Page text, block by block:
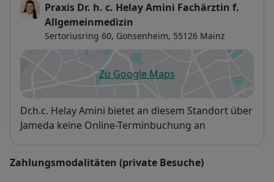
Praxis Dr. h. c. Helay Amini Fachärztin f.
Allgemeinmedizin
Sertoriusring 60, Gonsenheim, 55126 Mainz
Zu Google Mapsöffnet in einer neuen
Verfügbarkeit
Dr.h.c. Helay Amini bietet an diesem Standort über
Jameda keine Online-Terminbuchung an
Zahlungsmodalitäten (private Besuche)